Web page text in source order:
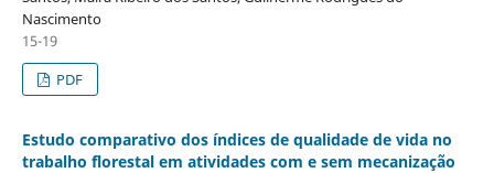
Nascimento
15-19
PDF
Estudo comparativo dos índices de qualidade de vida no
trabalho florestal em atividades com e sem mecanização